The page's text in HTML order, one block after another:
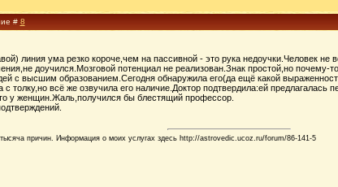
# 8
линия ума резко короче,чем на пассивной - это рука недоучки.Человек
доучился.Мозговой потенциал не реализован.Знак простой,но почему-
с высшим образованием.Сегодня обнаружила его(да ещё какой
толку,но всё же озвучила его наличие.Доктор подтвердила:ей предлагалась
у женщин.Жаль,получился бы блестящий профессор.
причин. Информация о моих услугах здесь http://astrovedic.ucoz.ru/forum/86-141-5